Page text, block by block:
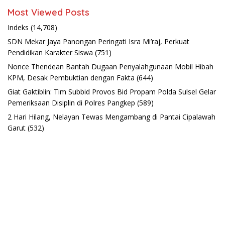
Most Viewed Posts
Indeks (14,708)
SDN Mekar Jaya Panongan Peringati Isra Mi’raj, Perkuat
Pendidikan Karakter Siswa (751)
Nonce Thendean Bantah Dugaan Penyalahgunaan Mobil Hibah
KPM, Desak Pembuktian dengan Fakta (644)
Giat Gaktiblin: Tim Subbid Provos Bid Propam Polda Sulsel Gelar
Pemeriksaan Disiplin di Polres Pangkep (589)
2 Hari Hilang, Nelayan Tewas Mengambang di Pantai Cipalawah
Garut (532)